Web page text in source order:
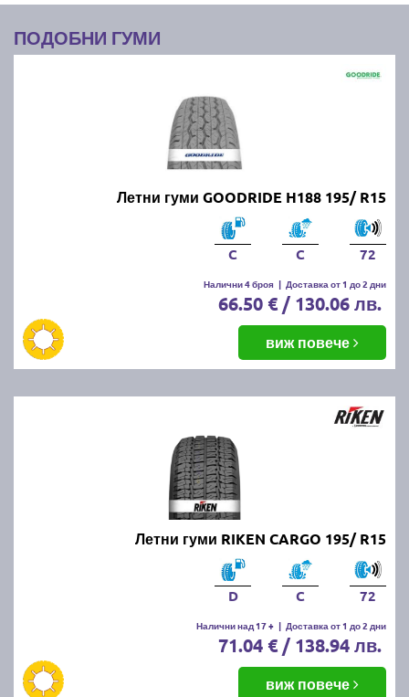
ПОДОБНИ ГУМИ
Летни гуми GOODRIDE H188 195/ R15
C C 72
Налични 4 броя | Доставка от 1 до 2 дни
66.50 € / 130.06 лв.
виж повече
Летни гуми RIKEN CARGO 195/ R15
D C 72
Налични над 17 + | Доставка от 1 до 2 дни
71.04 € / 138.94 лв.
виж повече